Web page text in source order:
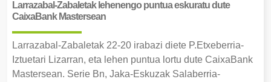
Larrazabal-Zabaletak lehenengo puntua eskuratu dute
CaixaBank Mastersean
Larrazabal-Zabaletak 22-20 irabazi diete P.Etxeberria-
Iztuetari Lizarran, eta lehen puntua lortu dute CaixaBank
Mastersean. Serie Bn, Jaka-Eskuzak Salaberria-